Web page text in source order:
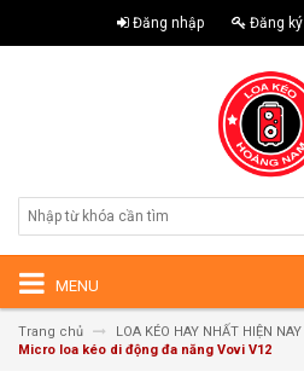
Đăng nhập Đăng ký
MENU
Trang chủ
LOA KÉO HAY NHẤT HIỆN NAY
Micro loa kéo di động đa năng Vovi V12